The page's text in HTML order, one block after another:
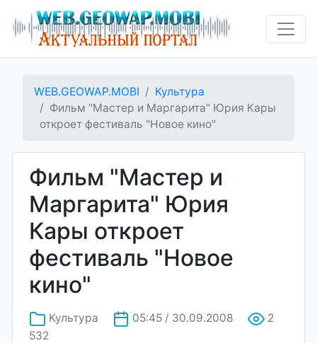
WEB.GEOWAP.MOBI
Культура
Фильм "Мастер и Маргарита" Юрия Кары
откроет фестиваль "Новое кино"
Фильм "Мастер и
Маргарита" Юрия
Кары откроет
фестиваль "Новое
кино"
Культура 05:45 / 30.09.2008
2
532